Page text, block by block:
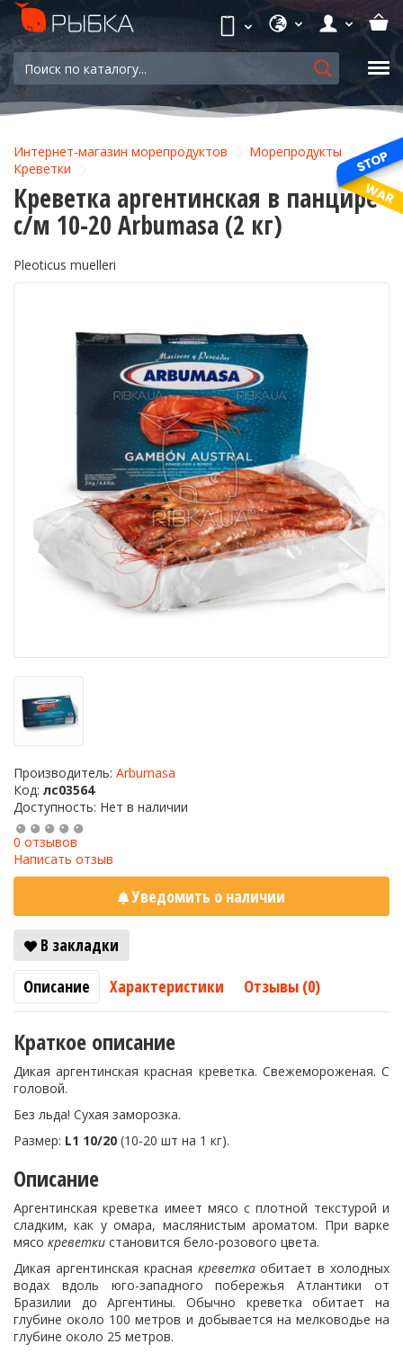
Интернет-магазин морепродуктов
Морепродукты
Креветки
Креветка аргентинская в панцире
с/м 10-20 Arbumasa (2 кг)
Pleoticus muelleri
Производитель: Arbumasa
Код: лс03564
Доступность: Нет в наличии
0 отзывов
Написать отзыв
Уведомить о наличии
В закладки
Описание
Характеристики Отзывы (0)
Краткое описание
Дикая аргентинская красная креветка. Свежемороженая. С
головой.
Без льда! Сухая заморозка.
Размер: L1 10/20 (10-20 шт на 1 кг).
Описание
Аргентинская креветка имеет мясо с плотной текстурой и
сладким, как у омара, маслянистым ароматом. При варке
мясо креветки становится бело-розового цвета.
Дикая аргентинская красная креветкаобитает в холодных
водах вдоль юго-западного побережья Атлантики от
Бразилии до Аргентины. Обычно креветка обитает на
глубине около 100 метров и добывается на мелководье на
глубине около 25 метров.